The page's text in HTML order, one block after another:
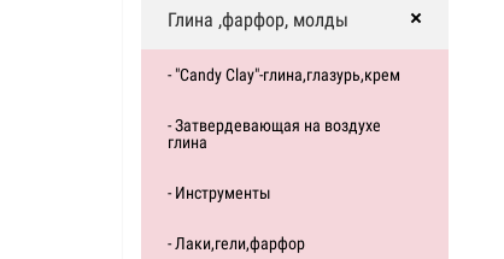
Глина ,фарфор, молды
- "Candy Clay"-глина,глазурь,крем
- Затвердевающая на воздухе
глина
- Инструменты
- Лаки,гели,фарфор